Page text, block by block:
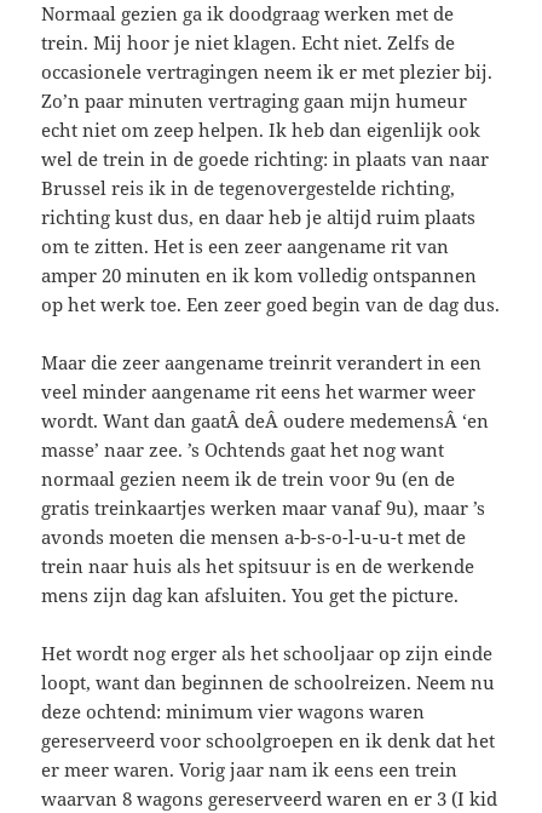
Normaal gezien ga ik doodgraag werken met de
trein. Mij hoor je niet klagen. Echt niet. Zelfs de
occasionele vertragingen neem ik er met plezier bij.
Zo’n paar minuten vertraging gaan mijn humeur
echt niet om zeep helpen. Ik heb dan eigenlijk ook
wel de trein in de goede richting: in plaats van naar
Brussel reis ik in de tegenovergestelde richting,
richting kust dus, en daar heb je altijd ruim plaats
om te zitten. Het is een zeer aangename rit van
amper 20 minuten en ik kom volledig ontspannen
op het werk toe. Een zeer goed begin van de dag dus.
Maar die zeer aangename treinrit verandert in een
veel minder aangename rit eens het warmer weer
wordt. Want dan gaatÂ deÂ oudere medemensÂ ‘en
masse’ naar zee. ’s Ochtends gaat het nog want
normaal gezien neem ik de trein voor 9u (en de
gratis treinkaartjes werken maar vanaf 9u), maar ’s
avonds moeten die mensen a-b-s-o-l-u-u-t met de
trein naar huis als het spitsuur is en de werkende
mens zijn dag kan afsluiten. You get the picture.
Het wordt nog erger als het schooljaar op zijn einde
loopt, want dan beginnen de schoolreizen. Neem nu
deze ochtend: minimum vier wagons waren
gereserveerd voor schoolgroepen en ik denk dat het
er meer waren. Vorig jaar nam ik eens een trein
waarvan 8 wagons gereserveerd waren en er 3 (I kid